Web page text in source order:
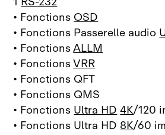
• FonctionsOSD
• Fonctions Passerelle audio
• FonctionsALLM
• FonctionsVRR
• Fonctions QFT
• Fonctions QMS
• FonctionsUltra HD4K/120
• Fonctions Ultra HD8K/60